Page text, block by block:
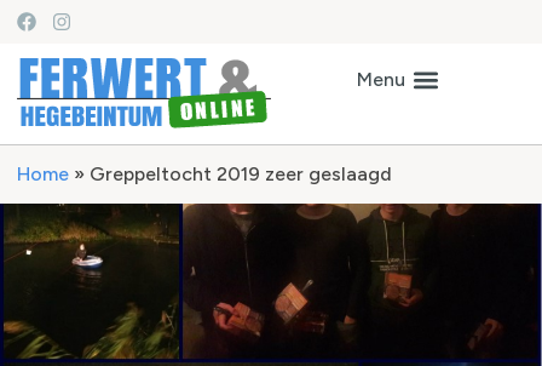
Home » Greppeltocht 2019 zeer geslaagd